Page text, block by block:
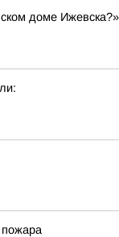
доме Ижевска?»